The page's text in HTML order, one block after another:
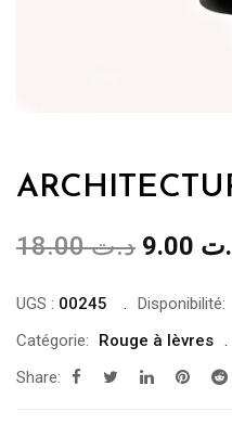
د.ت18.00
Le
initial
était :
UGS : 00245 Disponibilité:
Catégorie:
Rouge à lèvres
Share: